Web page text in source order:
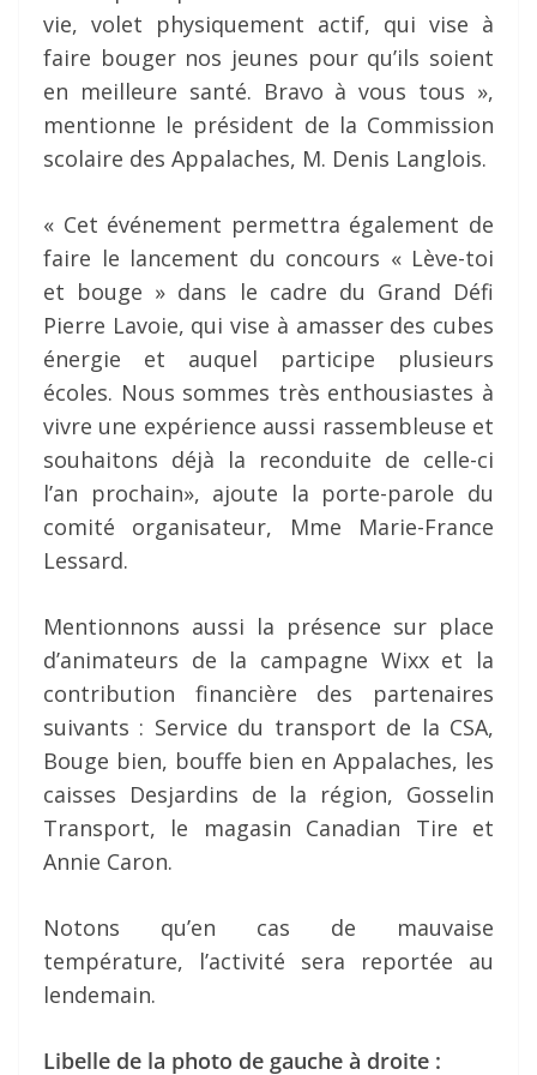
vie, volet physiquement actif, qui vise à
faire bouger nos jeunes pour qu’ils soient
en meilleure santé. Bravo à vous tous »,
mentionne le président de la Commission
scolaire des Appalaches, M. Denis Langlois.
« Cet événement permettra également de
faire le lancement du concours « Lève-toi
et bouge » dans le cadre du Grand Défi
Pierre Lavoie, qui vise à amasser des cubes
énergie et auquel participe plusieurs
écoles. Nous sommes très enthousiastes à
vivre une expérience aussi rassembleuse et
souhaitons déjà la reconduite de celle-ci
l’an prochain», ajoute la porte-parole du
comité organisateur, Mme Marie-France
Lessard.
Mentionnons aussi la présence sur place
d’animateurs de la campagne Wixx et la
contribution financière des partenaires
suivants : Service du transport de la CSA,
Bouge bien, bouffe bien en Appalaches, les
caisses Desjardins de la région, Gosselin
Transport, le magasin Canadian Tire et
Annie Caron.
Notons qu’en cas de mauvaise
température, l’activité sera reportée au
lendemain.
Libelle de la photo de gauche à droite :